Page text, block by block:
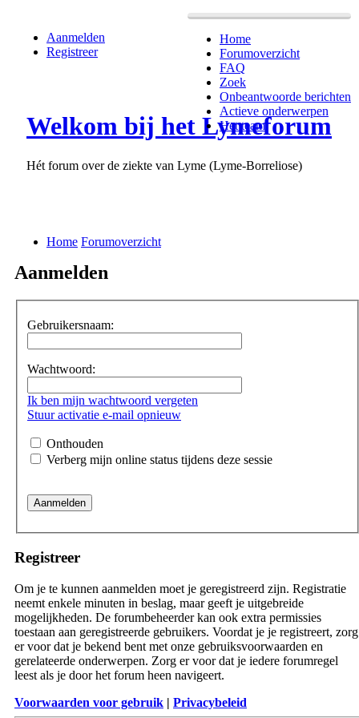
Home
Forumoverzicht
FAQ
Zoek
Onbeantwoorde berichten
Actieve onderwerpen
Het team
Aanmelden
Registreer
Welkom bij het Lymeforum
Hét forum over de ziekte van Lyme (Lyme-Borreliose)
Home Forumoverzicht
Aanmelden
Gebruikersnaam:
Wachtwoord:
Ik ben mijn wachtwoord vergeten
Stuur activatie e-mail opnieuw
Onthouden
Verberg mijn online status tijdens deze sessie
Registreer
Om je te kunnen aanmelden moet je geregistreerd zijn. Registratie
neemt enkele minuten in beslag, maar geeft je uitgebreide
mogelijkheden. De forumbeheerder kan ook extra permissies
toestaan aan geregistreerde gebruikers. Voordat je je registreert, zorg
er voor dat je bekend bent met onze gebruiksvoorwaarden en
gerelateerde onderwerpen. Zorg er voor dat je iedere forumregel
leest als je door het forum heen navigeert.
Voorwaarden voor gebruik | Privacybeleid